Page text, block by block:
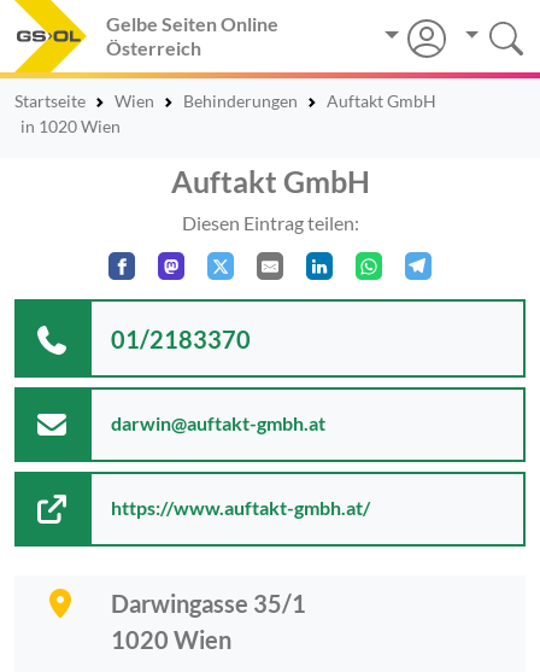
Gelbe Seiten Online
Österreich
Startseite Wien Behinderungen
Auftakt GmbH
in 1020 Wien
Auftakt GmbH
Diesen Eintrag teilen:
Darwingasse 35/1
1020 Wien
01/2183370
darwin@auftakt-gmbh.at
https://www.auftakt-gmbh.at/